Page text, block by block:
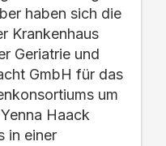
haben sich die
Krankenhaus
Geriatrie und
GmbH für das
um
Haack
in einer